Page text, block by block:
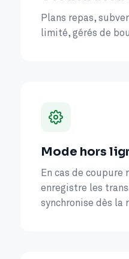
Plans repas,
limité, gérés de
Mode hors
En cas de coupure
enregistre les
synchronise dès la